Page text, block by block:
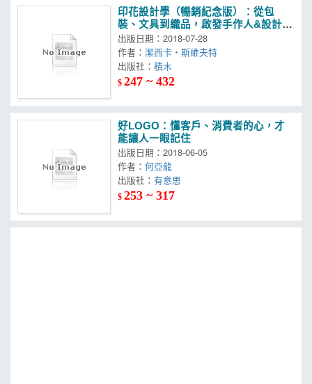
印花設計學（暢銷紀念版）：從包
裝、文具到織品，啟發手作人&設計師
的印花設計技巧
出版日期：2018-07-28
作者：潔西卡‧斯維夫特
出版社：
$247 ~ 432
好LOGO：懂客戶、消費者的心，才
能讓人一眼記住
出版日期：2018-06-05
作者：何亞龍
出版社：
$253 ~ 317